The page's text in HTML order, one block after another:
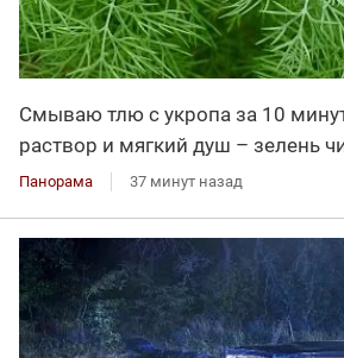
Смываю тлю с укропа за 10
раствор и мягкий душ – зелень
Панорама 37 минут назад